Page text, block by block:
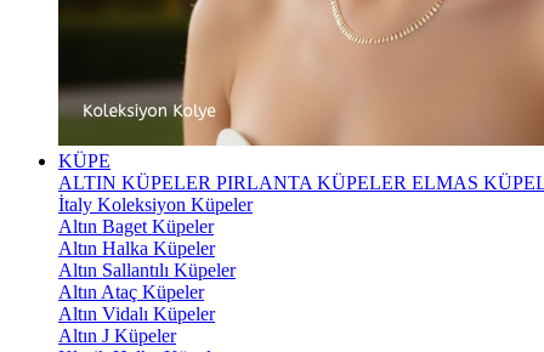
KÜPE
ALTIN KÜPELER PIRLANTA KÜPELER ELMAS
İtaly Koleksiyon Küpeler
Altın Baget Küpeler
Altın Halka Küpeler
Altın Sallantılı Küpeler
Altın Ataç Küpeler
Altın Vidalı Küpeler
Altın J Küpeler